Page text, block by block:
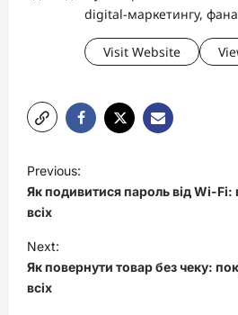
digital-маркетингу,
Visit Website
P
o
s
t
n
a
Previous:
Як подивитися пароль від Wi-
всіх
Next:
Як повернути товар без чеку:
всіх